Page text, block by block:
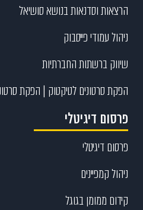
הרצאות וסדנאות בנושא סושיאל
ניהול עמודי פייסבוק
שיווק ברשתות החברתיות
הפקת סרטונים לטיקטוק | הפקת
פרסום דיגיטלי
פרסום דיגיטלי
ניהול קמפיינים
קידום ממומן בגוגל